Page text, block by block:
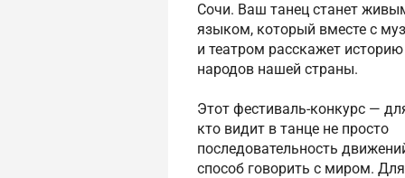
Сочи. Ваш танец станет
языком, который вместе с
и театром расскажет историю
народов нашей страны.
Этот фестиваль-конкурс —
кто видит в танце не просто
последовательность
способ говорить с миром. Для